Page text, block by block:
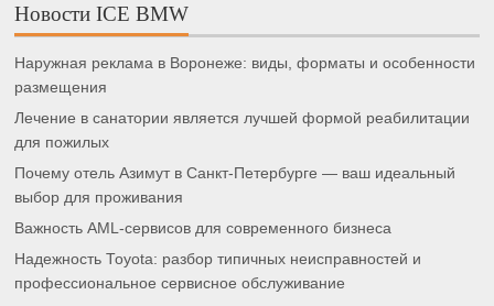
Новости ICE BMW
Наружная реклама в Воронеже: виды, форматы и особенности
размещения
Лечение в санатории является лучшей формой реабилитации
для пожилых
Почему отель Азимут в Санкт-Петербурге — ваш идеальный
выбор для проживания
Важность AML-сервисов для современного бизнеса
Надежность Toyota: разбор типичных неисправностей и
профессиональное сервисное обслуживание